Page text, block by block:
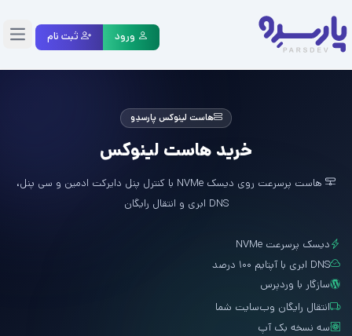
ورود ثبت نام منو
هاست لینوکس پارسدِو
خرید هاست لینوکس
هاست پرسرعت روی دیسک NVMe با کنترل پنل دایرکت ادمین و سی پنل،
DNS ابری و انتقال رایگان
دیسک پرسرعت NVMe
DNS ابری با آپتایم ۱۰۰ درصد
سازگار با وردپرس
انتقال رایگان وب‌سایت شما
سه نسخه بک آپ